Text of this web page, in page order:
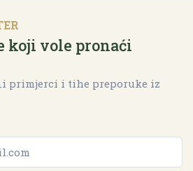
koji vole pronaći
primjerci i tihe preporuke iz